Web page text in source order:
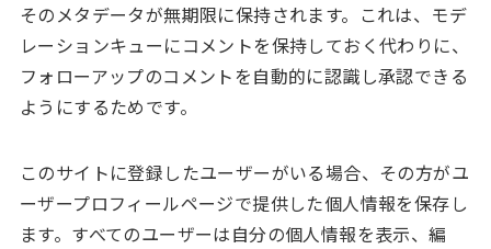
そのメタデータが無期限に保持されます。これは、モデ
レーションキューにコメントを保持しておく代わりに、
フォローアップのコメントを自動的に認識し承認できる
ようにするためです。
このサイトに登録したユーザーがいる場合、その方がユ
ーザープロフィールページで提供した個人情報を保存し
ます。すべてのユーザーは自分の個人情報を表示、編